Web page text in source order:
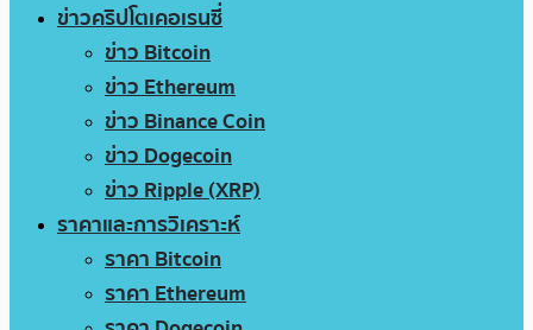
ข่าวคริปโตเคอเรนซี่
ข่าว Bitcoin
ข่าว Ethereum
ข่าว Binance Coin
ข่าว Dogecoin
ข่าว Ripple (XRP)
ราคาและการวิเคราะห์
ราคา Bitcoin
ราคา Ethereum